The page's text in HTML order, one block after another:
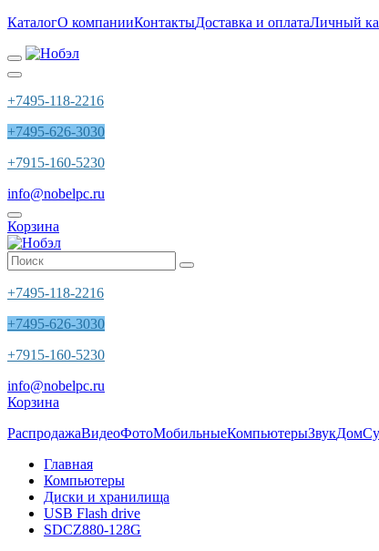
КаталогО компанииКонтактыДоставка и оплатаЛичный
+7495-118-2216
+7495-626-3030
+7915-160-5230
info@nobelpc.ru
Корзина
+7495-118-2216
+7495-626-3030
+7915-160-5230
info@nobelpc.ru
Корзина
РаспродажаВидеоФотоМобильныеКомпьютерыЗвукДом
Главная
Компьютеры
Диски и хранилища
USB Flash drive
SDCZ880-128G